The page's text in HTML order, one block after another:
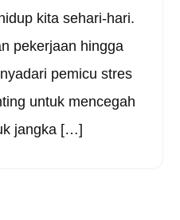
kita sehari-hari.
pekerjaan hingga
pemicu stres
untuk mencegah
jangka […]